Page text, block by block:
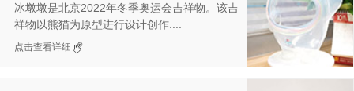
冰墩墩是北京2022年冬季奥运会吉祥物。该吉
祥物以熊猫为原型进行设计创作....
点击查看详细